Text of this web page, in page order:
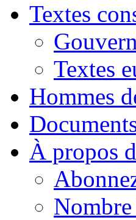
Textes
Textes
Hommes
À propos